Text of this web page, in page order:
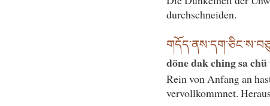
durchschneiden.
döne dak ching sa
Rein von Anfang an
vervollkommnet.